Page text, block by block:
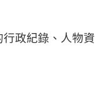
政紀錄、人物資